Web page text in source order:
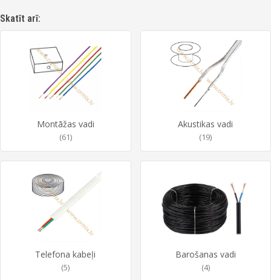
Skatīt arī:
Montāžas vadi
(61)
Akustikas vadi
(19)
Telefona kabeļi
(5)
Barošanas vadi
(4)